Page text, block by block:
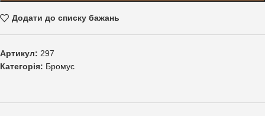
Додати до списку бажань
Артикул: 297
Категорія: Бромус